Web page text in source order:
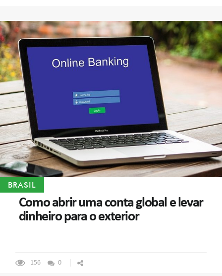
BRASIL
Como abrir uma conta global e levar
dinheiro para o exterior
156 0